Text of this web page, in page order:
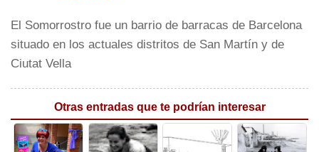
El Somorrostro fue un barrio de barracas de Barcelona
situado en los actuales distritos de San Martín y de
Ciutat Vella
Otras entradas que te podrían interesar